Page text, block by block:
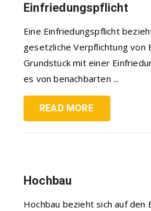
Einfriedungspflicht
Eine Einfriedungspflicht
gesetzliche Verpflichtung von
Grundstück mit einer
es von benachbarten ...
READ MORE
Hochbau
Hochbau bezieht sich auf den